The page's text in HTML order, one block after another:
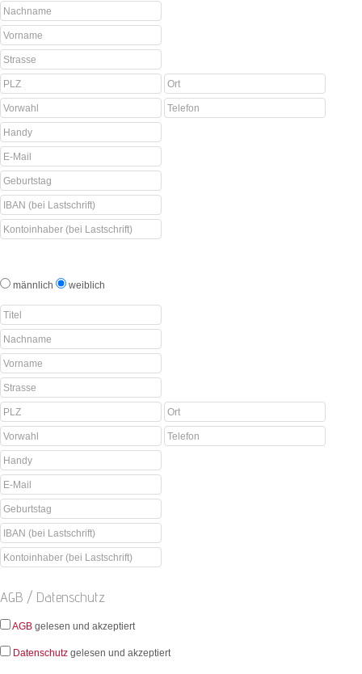
männlich weiblich
AGB / Datenschutz
AGB gelesen und akzeptiert
Datenschutz gelesen und akzeptiert